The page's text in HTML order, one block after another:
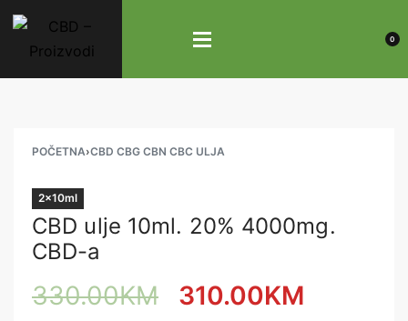
0
POČETNA›CBD CBG CBN CBC ULJA
2x10ml
CBD ulje 10ml. 20% 4000mg.
CBD-a
330.00KM 310.00KM